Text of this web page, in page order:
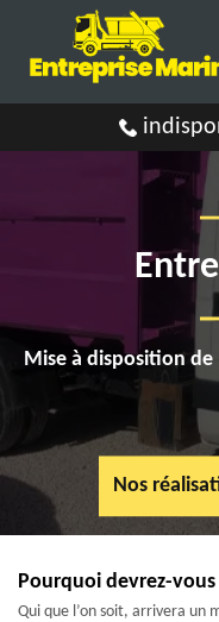
Mise à disposition
Nos
Pourquoi devrez-
Qui que l’on soit, arrivera un